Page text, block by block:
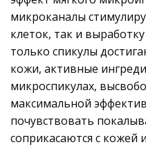
микроканалы
клеток, так и
только спикулы
кожи, активные
микроспикулах,
максимальной
почувствовать
соприкасаются с кожей